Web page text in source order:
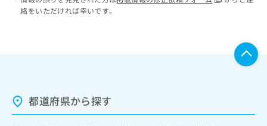
絡をいただければ幸いです。
都道府県から探す